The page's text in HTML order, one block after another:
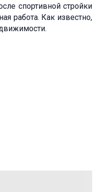
спортивной стройки
работа. Как известно,